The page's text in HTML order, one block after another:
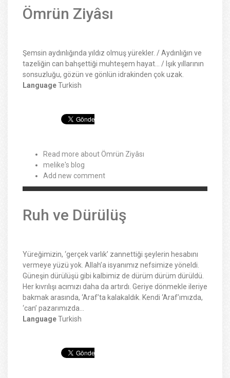
Ömrün Ziyâsı
Şemsin aydınlığında yıldız olmuş yürekler. / Aydınlığın ve
tazeliğin can bahşettiği muhteşem hayat… / Işık yıllarının
sonsuzluğu, gözün ve gönlün idrakinden çok uzak.
LanguageTurkish
Read more about Ömrün Ziyâsı
melike's blog
Add new comment
Ruh ve Dürülüş
Yüreğimizin, ‘gerçek varlık’ zannettiği şeylerin hesabını
vermeye yüzü yok. Allah’a isyanımız nefsimize yöneldi.
Güneşin dürülüşü gibi kalbimiz de dürüm dürüm dürüldü.
Her kıvrılışı acımızı daha da artırdı. Geriye dönmekle ileriye
bakmak arasında, ‘Araf’ta kalakaldık. Kendi ‘Araf’ımızda,
‘can’ pazarımızda…
LanguageTurkish